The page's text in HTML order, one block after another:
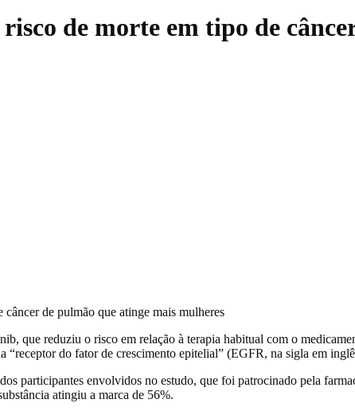
de morte em tipo de
que reduziu o risco em relação à terapia habitual com o
“receptor do fator de crescimento epitelial” (EGFR, na sigla em
participantes envolvidos no estudo, que foi patrocinado pela
atingiu a marca de 56%.